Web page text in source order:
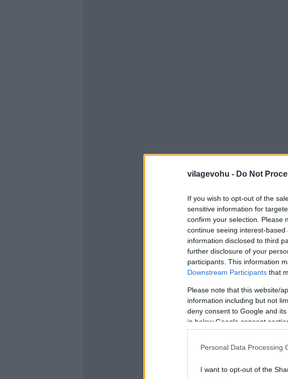
vilagevohu - Do Not
If you wish to opt-out of the
sensitive information for
confirm your selection. Please
continue seeing interest-
information disclosed to third
further disclosure of your
participants. This information
Downstream Participants that
Please note that this website/
information including but not
deny consent to Google and
in below Google consent
Personal Data Processing
I want to opt-out of the